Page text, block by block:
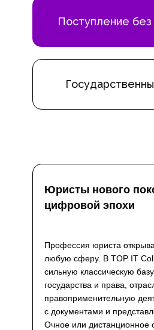
Поступление
Юристы нового
цифровой эпохи
Профессия юриста
любую сферу. В TOP IT
сильную классическую
государства и права,
правоприменительную
с документами и
Очное или дистанционное